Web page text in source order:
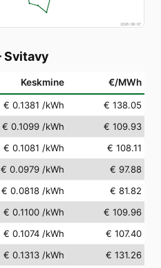
2026-08-07
Svitavy
Keskmine €/MWh
€ 0.1381 /kWh
€ 138.05
€ 0.1099 /kWh
€ 109.93
€ 0.1081 /kWh
€ 108.11
€ 0.0979 /kWh
€ 97.88
€ 0.0818 /kWh
€ 81.82
€ 0.1100 /kWh
€ 109.96
€ 0.1074 /kWh
€ 107.40
€ 0.1313 /kWh
€ 131.26